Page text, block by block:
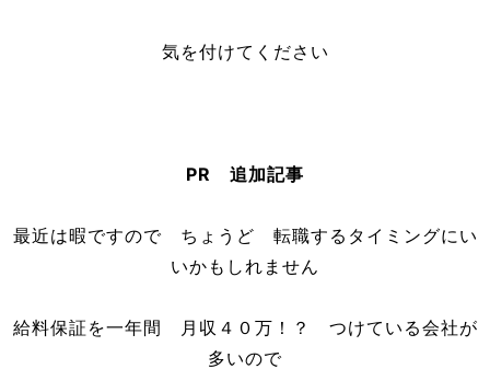
気を付けてください
PR 追加記事
最近は暇ですので ちょうど 転職するタイミングにい
いかもしれません
給料保証を一年間 月収４０万！？ つけている会社が
多いので